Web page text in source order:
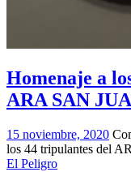
Homenaje a
ARA SAN
15 noviembre, 2020
los 44 tripulantes del
El Peligro